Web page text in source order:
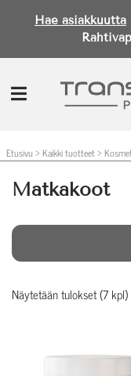
Hae asiakkuutta
Etusivu >Kaikki tuotteet>
Matkakoot
Näytetään tulokset (7 kpl)